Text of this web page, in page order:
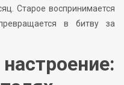
Старое воспринимается
в битву за